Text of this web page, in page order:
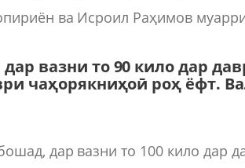
ва Исроил Раҳимов
вазни то 90 кило дар
чаҳорякниҳоӣ роҳ ёфт.
дар вазни то 100 кило дар